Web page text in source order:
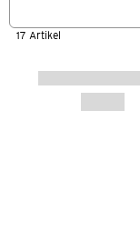
17 Artikel